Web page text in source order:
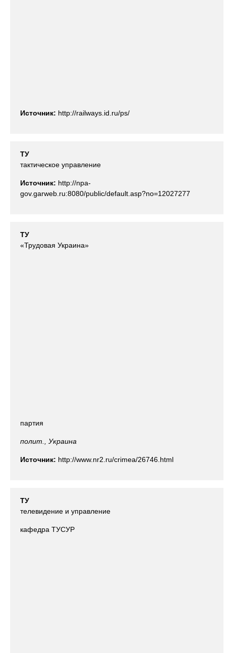
Источник: http://railways.id.ru/ps/
ТУ
тактическое управление
Источник: http://npa-
gov.garweb.ru:8080/public/default.asp?no=12027277
ТУ
«Трудовая Украина»
партия
полит., Украина
Источник: http://www.nr2.ru/crimea/26746.html
ТУ
телевидение и управление
кафедра ТУСУР